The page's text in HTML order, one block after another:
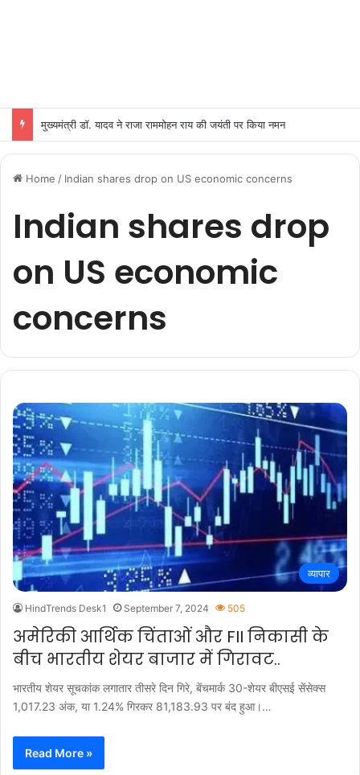
मुख्यमंत्री डॉ. यादव ने राजा राममोहन राय की जयंती पर किया नमन
Home / Indian shares drop on US economic concerns
Indian shares drop
on US economic
concerns
व्यापार
HindTrends Desk1 September 7, 2024 505
अमेरिकी आर्थिक चिंताओं और FII निकासी के
बीच भारतीय शेयर बाजार में गिरावट..
भारतीय शेयर सूचकांक लगातार तीसरे दिन गिरे, बेंचमार्क 30-शेयर बीएसई सेंसेक्स
1,017.23 अंक, या 1.24% गिरकर 81,183.93 पर बंद हुआ।…
Read More »